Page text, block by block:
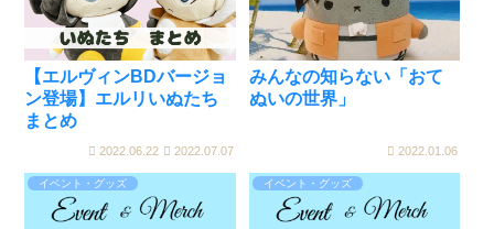
【エルヴィンBDバージョ
ン登場】エルリいぬたち
まとめ
2022.06.22 2022.07.07
みんなの知らない「おて
ぬいの世界」
2022.01.06
イベント・グッズ イベント・グッズ